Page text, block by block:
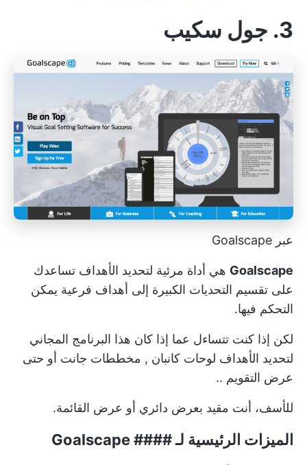
3. جول سكيب
عبر Goalscape
Goalscape هي أداة مرئية لتحديد الأهداف تساعدك
على تقسيم التحديات الكبيرة إلى أهداف فرعية يمكن
التحكم فيها.
لكن إذا كنت تتساءل عما إذا كان هذا البرنامج المجاني
لتحديد الأهداف لوحات كانبان , مخططات جانت أو حتى
عرض التقويم ..
للأسف، أنت مقيد بعرض دائري أو عرض القائمة.
الميزات الرئيسية لـ #### Goalscape